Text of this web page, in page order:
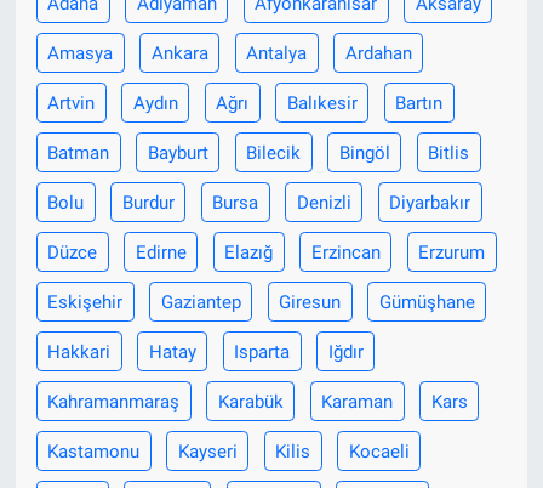
Amasya Ankara Antalya Ardahan
Artvin Aydın Ağrı Balıkesir Bartın
Batman Bayburt Bilecik Bingöl Bitlis
Bolu Burdur Bursa Denizli Diyarbakır
Düzce Edirne Elazığ Erzincan Erzurum
Eskişehir Gaziantep Giresun Gümüşhane
Hakkari Hatay Isparta Iğdır
Kahramanmaraş Karabük Karaman Kars
Kastamonu Kayseri Kilis Kocaeli